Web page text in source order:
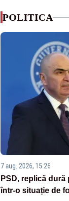
POLITICA
7 aug. 2026, 15:26
PSD, replică
într-o situație de